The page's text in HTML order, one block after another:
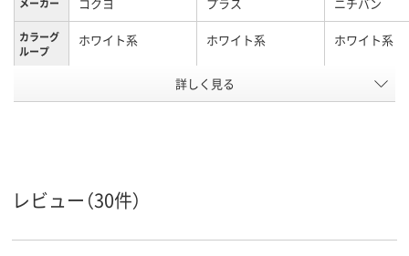
カラーグ
ループ
ホワイト系 ホワイト系 ホワイト系
100mm)まで
～70m巻(外
105mm)まで
詳しく見る
レビュー（30件）